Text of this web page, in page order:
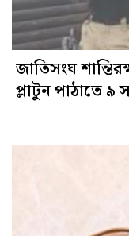
জাতিসংঘ
প্লাটুন পাঠাতে ৯